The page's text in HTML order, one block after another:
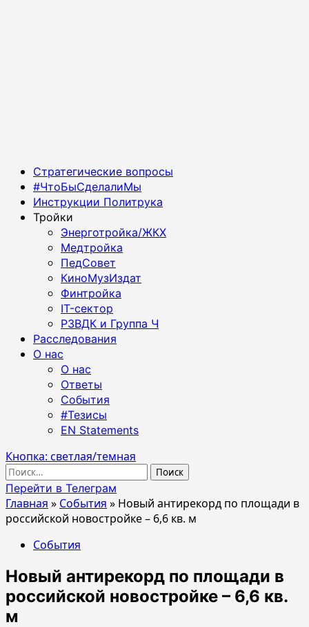
Основное
меню
Стратегические вопросы
#ЧтоБыСделалиМы
Инструкции Политрука
Тройки
Энерготройка/ЖКХ
Медтройка
ПедСовет
КиноМузИздат
Финтройка
IT-сектор
РЗВДК и Группа Ч
Расследования
О нас
О нас
Ответы
События
#Тезисы
EN Statements
Кнопка: светлая/темная
Найти:
Перейти в Телеграм
Главная » События » Новый антирекорд по площади в
российской новостройке – 6,6 кв. м
События
Новый антирекорд по площади в
российской новостройке – 6,6 кв.
м